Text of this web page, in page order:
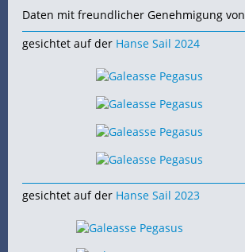
Daten mit freundlicher Genehmigung von
gesichtet auf der Hanse Sail 2024
gesichtet auf der Hanse Sail 2023